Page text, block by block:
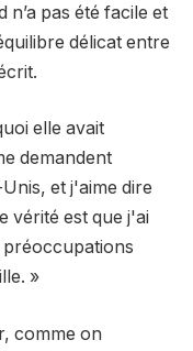
n’a pas été facile et
délicat entre
elle avait
demandent
et j'aime dire
vérité est que j'ai
préoccupations
»
comme on